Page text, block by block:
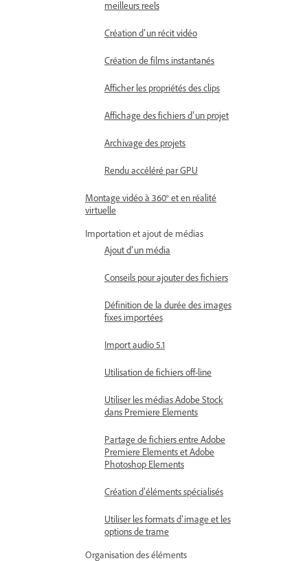
meilleurs reels
Création d’un récit vidéo
Création de films instantanés
Afficher les propriétés des clips
Affichage des fichiers d’un projet
Archivage des projets
Rendu accéléré par GPU
Montage vidéo à 360° et en réalité
virtuelle
Importation et ajout de médias
Ajout d’un média
Conseils pour ajouter des fichiers
Définition de la durée des images
fixes importées
Import audio 5.1
Utilisation de fichiers off-line
Utiliser les médias Adobe Stock
dans Premiere Elements
Partage de fichiers entre Adobe
Premiere Elements et Adobe
Photoshop Elements
Création d’éléments spécialisés
Utiliser les formats d’image et les
options de trame
Organisation des éléments